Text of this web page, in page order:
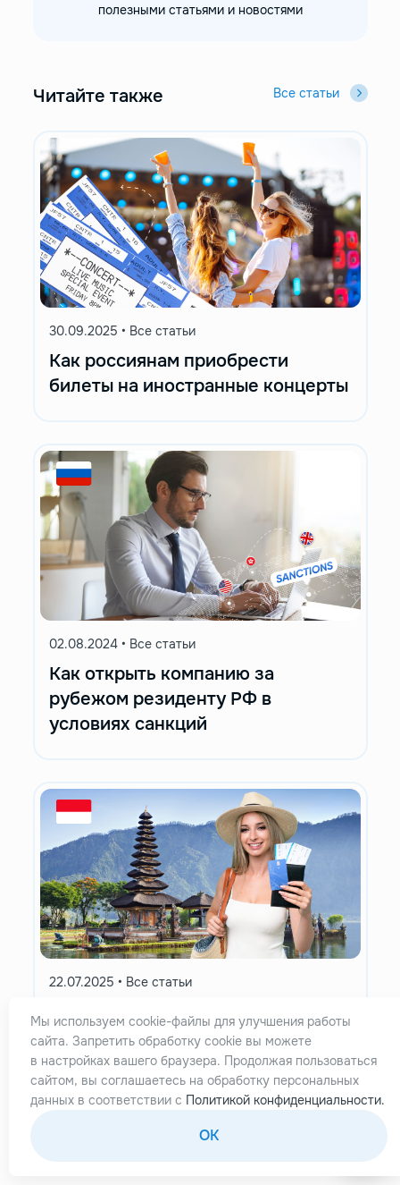
полезными статьями и новостями
Читайте также Все статьи
30.09.2025 • Все статьи
Как россиянам приобрести
билеты на иностранные концерты
02.08.2024 • Все статьи
Как открыть компанию за
рубежом резиденту РФ в
условиях санкций
22.07.2025 • Все статьи
Как оплачивать покупки на Бали:
гид для туристов из России
Мы используем cookie-файлы для улучшения работы
сайта. Запретить обработку cookie вы можете
в настройках вашего браузера. Продолжая пользоваться
сайтом, вы соглашаетесь на обработку персональных
данных в соответствии с Политикой конфиденциальности.
OK